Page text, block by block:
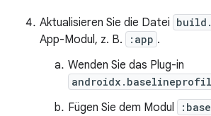
Aktualisieren Sie die Datei
App-Modul, z. B.
:app .
Wenden Sie das Plug-in
Fügen Sie dem Modul